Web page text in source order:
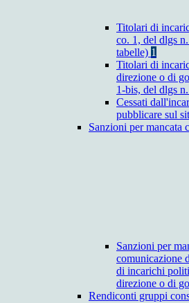
Titolari di
co. 1, del dlgs
tabelle) 1
Titolari di
direzione o di
1-bis, del dlgs
Cessati
pubblicare sul
Sanzioni per mancata
Sanzioni per
comunicazione
di incarichi
direzione o di
Rendiconti gruppi